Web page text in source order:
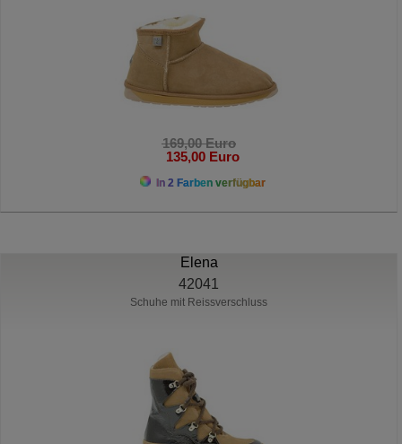
169,00 Euro
135,00 Euro
In 2 Farben verfügbar
Elena
42041
Schuhe mit Reissverschluss